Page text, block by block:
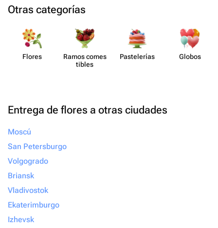
Otras categorías
Flores
Ramos comes​
tibles
Paste​lerías Globos
Entrega de flores a otras ciudades
Moscú
San Petersburgo
Volgogrado
Briansk
Vladivostok
Ekaterimburgo
Izhevsk